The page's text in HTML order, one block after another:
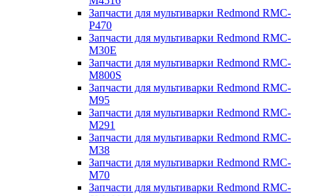
Запчасти для мультиварки Redmond RMC-
P470
Запчасти для мультиварки Redmond RMC-
M30E
Запчасти для мультиварки Redmond RMC-
M800S
Запчасти для мультиварки Redmond RMC-
M95
Запчасти для мультиварки Redmond RMC-
M291
Запчасти для мультиварки Redmond RMC-
M38
Запчасти для мультиварки Redmond RMC-
M70
Запчасти для мультиварки Redmond RMC-